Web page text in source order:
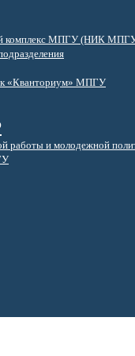
комплекс МПГУ (НИК
«Кванториум» МПГУ
работы и молодежной